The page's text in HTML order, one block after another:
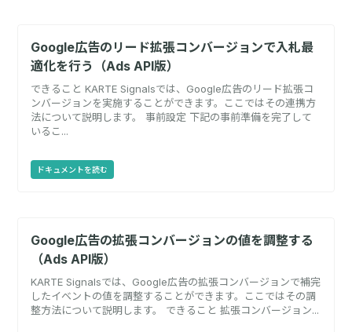
Google広告のリード拡張コンバージョンで入札最
適化を行う（Ads API版）
できること KARTE Signalsでは、Google広告のリード拡張コ
ンバージョンを実施することができます。ここではその連携方
法について説明します。 事前設定 下記の事前準備を完了して
いるこ...
ドキュメントを読む
Google広告の拡張コンバージョンの値を調整する
（Ads API版）
KARTE Signalsでは、Google広告の拡張コンバージョンで補完
したイベントの値を調整することができます。ここではその調
整方法について説明します。 できること 拡張コンバージョン...